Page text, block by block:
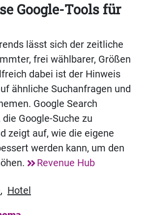
Google-Tools für
lässt sich der zeitliche
frei wählbarer, Größen
dabei ist der Hinweis
ähnliche Suchanfragen und
Google Search
Google-Suche zu
zeigt auf, wie die eigene
werden kann, um den
Revenue Hub
, Hotel